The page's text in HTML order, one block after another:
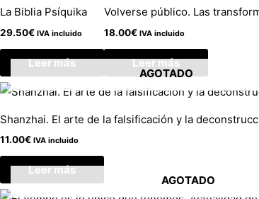
La Biblia Psíquika
29.50€ IVA incluido
Leer más
Volverse público. Las
18.00€ IVA incluido
Leer más
AGOTADO
Shanzhai. El arte de la falsificación y la
11.00€ IVA incluido
Leer más
AGOTADO